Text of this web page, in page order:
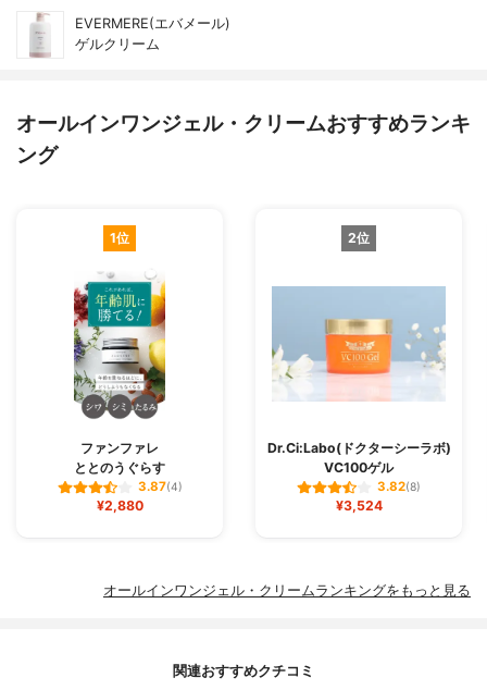
EVERMERE(エバメール)
ゲルクリーム
オールインワンジェル・クリームおすすめランキ
ング
1位
ファンファレ
ととのうぐらす
3.87(4)
¥2,880
2位
Dr.Ci:Labo(ドクターシーラボ)
VC100ゲル
3.82(8)
¥3,524
オールインワンジェル・クリームランキングをもっと見る
関連おすすめクチコミ